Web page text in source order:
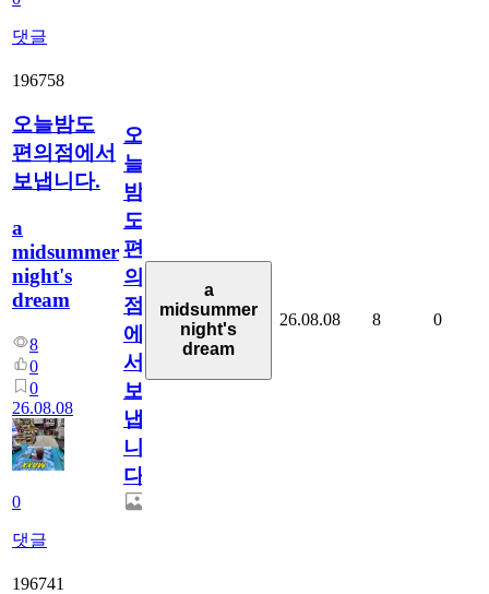
댓글
196758
오늘밤도
편의점에서
보냅니다.
a
midsummer
night's
dream
8
0
0
26.08.08
0
댓글
오
늘
밤
도
편
의
점
에
서
보
냅
니
다.
a
midsummer
night's
dream
26.08.08 8 0
196741